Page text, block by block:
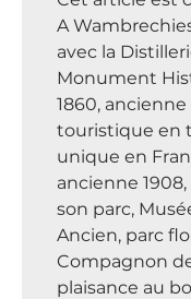
A
avec la
Monument
1860,
touristique en
unique en
ancienne
son parc,
Ancien, parc
Compagnon
plaisance au